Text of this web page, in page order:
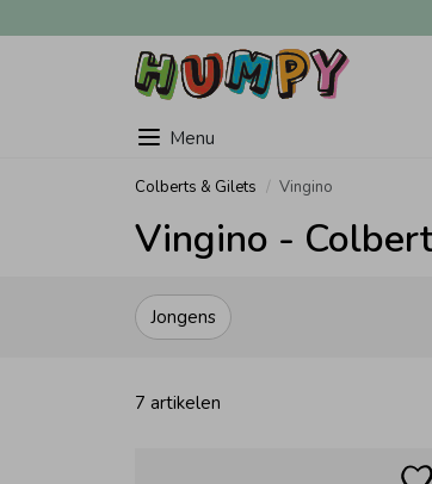
Menu
Colberts & Gilets Vingino
Vingino -
Jongens
7 artikelen